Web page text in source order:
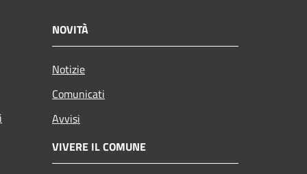
NOVITÀ
Notizie
Comunicati
Avvisi
VIVERE IL COMUNE